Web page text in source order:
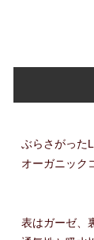
ぶらさがった
オーガニック
表はガーゼ、